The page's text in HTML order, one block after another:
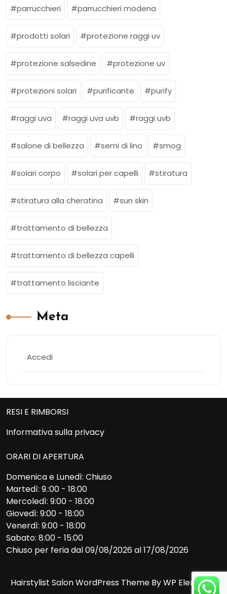
parrucchieri parrucchieri modena
prodotti solari protezione raggi uv
protezione salsedine protezione uv
protezioni solari purificante purify
raggi uva raggi uva uvb raggi uvb
salone di bellezza semi di lino smog
solari corpo solari per capelli stiratura
stiratura alla cheratina sun skin
trattamento di bellezza
trattamento di bellezza capelli
trattamento lisciante
Meta
Accedi
RESI E RIMBORSI
Informativa sulla privacy
ORARI DI APERTURA
Domenica e Lunedì: Chiuso
Martedì: 9.:00 - 18:00
Mercoledì: 9:00 - 18:00
Giovedì: 9:00 - 18:00
Venerdì: 9:00 - 18:00
Sabato: 8:00 - 15:00
Chiuso per feria dal 09/08/2026 al 17/08/2026
Hairstylist Salon WordPress Theme By WP Elemento